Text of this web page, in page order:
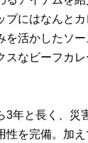
プにはなんと
を活かしたソ
スなビーフカ
3年と長く、災
性を完備。加